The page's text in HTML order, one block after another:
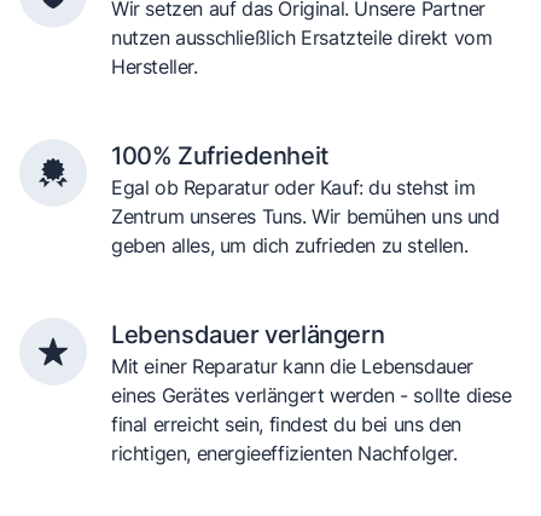
Wir setzen auf das Original. Unsere Partner
nutzen ausschließlich Ersatzteile direkt vom
Hersteller.
100% Zufriedenheit
Egal ob Reparatur oder Kauf: du stehst im
Zentrum unseres Tuns. Wir bemühen uns und
geben alles, um dich zufrieden zu stellen.
Lebensdauer verlängern
Mit einer Reparatur kann die Lebensdauer
eines Gerätes verlängert werden - sollte diese
final erreicht sein, findest du bei uns den
richtigen, energieeffizienten Nachfolger.